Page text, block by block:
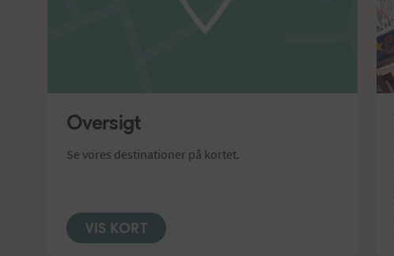
Oversigt
Se vores destinationer på kortet.
VIS KORT